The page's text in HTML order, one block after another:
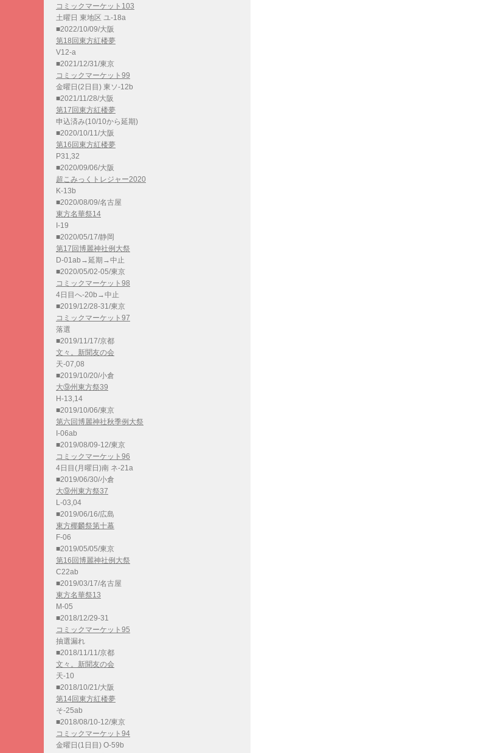
コミックマーケット103
土曜日 東地区 ユ-18a
■2022/10/09/大阪
第18回東方紅楼夢
V12-a
■2021/12/31/東京
コミックマーケット99
金曜日(2日目) 東ソ-12b
■2021/11/28/大阪
第17回東方紅楼夢
申込済み(10/10から延期)
■2020/10/11/大阪
第16回東方紅楼夢
P31,32
■2020/09/06/大阪
超こみっくトレジャー2020
K-13b
■2020/08/09/名古屋
東方名華祭14
I-19
■2020/05/17/静岡
第17回博麗神社例大祭
D-01ab→延期→中止
■2020/05/02-05/東京
コミックマーケット98
4日目へ-20b→中止
■2019/12/28-31/東京
コミックマーケット97
落選
■2019/11/17/京都
文々。新聞友の会
天-07,08
■2019/10/20/小倉
大⑨州東方祭39
H-13,14
■2019/10/06/東京
第六回博麗神社秋季例大祭
I-06ab
■2019/08/09-12/東京
コミックマーケット96
4日目(月曜日)南 ネ-21a
■2019/06/30/小倉
大⑨州東方祭37
L-03,04
■2019/06/16/広島
東方椰麟祭第十幕
F-06
■2019/05/05/東京
第16回博麗神社例大祭
C22ab
■2019/03/17/名古屋
東方名華祭13
M-05
■2018/12/29-31
コミックマーケット95
抽選漏れ
■2018/11/11/京都
文々。新聞友の会
天-10
■2018/10/21/大阪
第14回東方紅楼夢
そ-25ab
■2018/08/10-12/東京
コミックマーケット94
金曜日(1日目) O-59b